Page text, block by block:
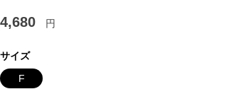
4,680 円
サイズ
F